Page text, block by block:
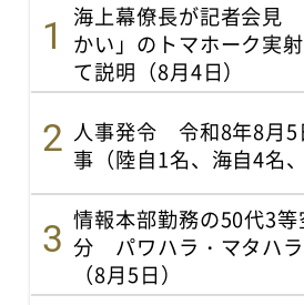
海上幕僚長が記者会見
かい」のトマホーク実
て説明（8月4日）
人事発令 令和8年8月5
事（陸自1名、海自4名
情報本部勤務の50代3
分 パワハラ・マタハ
（8月5日）